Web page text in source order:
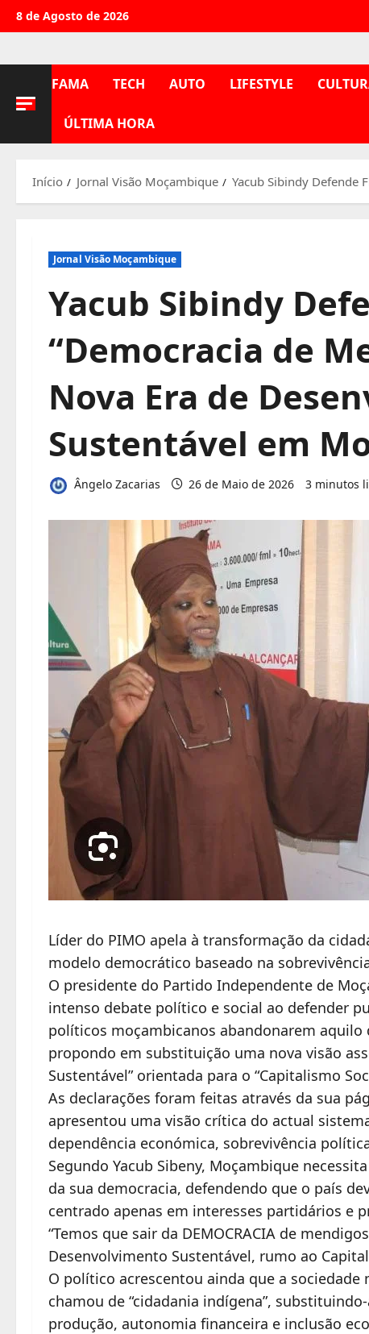
Avançar
para
conteúdo
8 de Agosto de 2026
FAMA TECH AUTO LIFESTYLE
ÚLTIMA HORA
Início Jornal Visão Moçambique Yacub Sibindy Defende
Jornal Visão Moçambique
Yacub Sibindy
“Democracia de
Nova Era de
Sustentável em
Ângelo Zacarias 26 de Maio de 2026 3 minutos
Líder do PIMO apela à transformação da
modelo democrático baseado na
O presidente do Partido Independente de
intenso debate político e social ao defender
políticos moçambicanos abandonarem aquilo
propondo em substituição uma nova visão
Sustentável” orientada para o “Capitalismo
As declarações foram feitas através da sua
apresentou uma visão crítica do actual
dependência económica, sobrevivência
Segundo Yacub Sibeny, Moçambique
da sua democracia, defendendo que o país
centrado apenas em interesses partidários e
“Temos que sair da DEMOCRACIA de
Desenvolvimento Sustentável, rumo ao
O político acrescentou ainda que a
chamou de “cidadania indígena”,
produção, autonomia financeira e inclusão